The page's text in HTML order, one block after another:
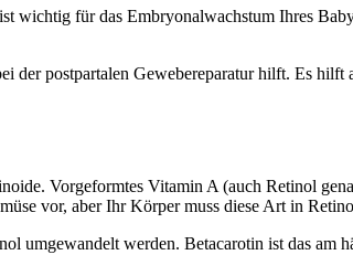
wichtig für das Embryonalwachstum Ihres
postpartalen Gewebereparatur hilft. Es hilft
Vorgeformtes Vitamin A (auch Retinol
vor, aber Ihr Körper muss diese Art in
umgewandelt werden. Betacarotin ist das am